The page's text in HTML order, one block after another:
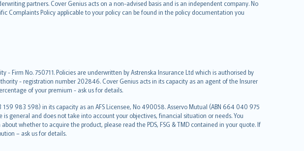
partners. Cover Genius acts on a non-advised basis and is an independent company. No
Complaints Policy applicable to your policy can be found in the policy documentation you
Firm No. 750711. Policies are underwritten by Astrenska Insurance Ltd which is authorised by
- registration number 202846. Cover Genius acts in its capacity as an agent of the Insurer
of your premium - ask us for details.
159 983 598) in its capacity as an AFS Licensee, No 490058. Asservo Mutual (ABN 664 040 975
general and does not take into account your objectives, financial situation or needs. You
whether to acquire the product, please read the PDS, FSG & TMD contained in your quote. If
– ask us for details.